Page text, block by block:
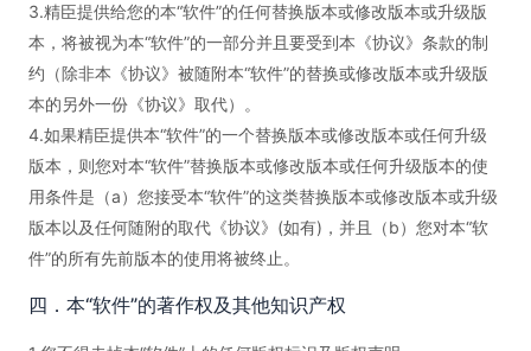
3.精臣提供给您的本“软件”的任何替换版本或修改版本或升级版
本，将被视为本“软件”的一部分并且要受到本《协议》条款的制
约（除非本《协议》被随附本“软件”的替换或修改版本或升级版
本的另外一份《协议》取代）。
4.如果精臣提供本“软件”的一个替换版本或修改版本或任何升级
版本，则您对本“软件”替换版本或修改版本或任何升级版本的使
用条件是（a）您接受本“软件”的这类替换版本或修改版本或升级
版本以及任何随附的取代《协议》(如有)，并且（b）您对本“软
件”的所有先前版本的使用将被终止。
四．本“软件”的著作权及其他知识产权